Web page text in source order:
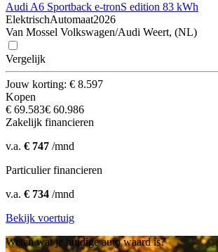
Audi A6 Sportback e-tronS edition 83 kWh
ElektrischAutomaat2026
Van Mossel Volkswagen/Audi Weert, (NL)
Vergelijk
Jouw korting: € 8.597
Kopen
€ 69.583€ 60.986
Zakelijk financieren
v.a. € 747 /mnd
Particulier financieren
v.a. € 734 /mnd
Bekijk voertuig
Weten wat je huidige auto waard is?